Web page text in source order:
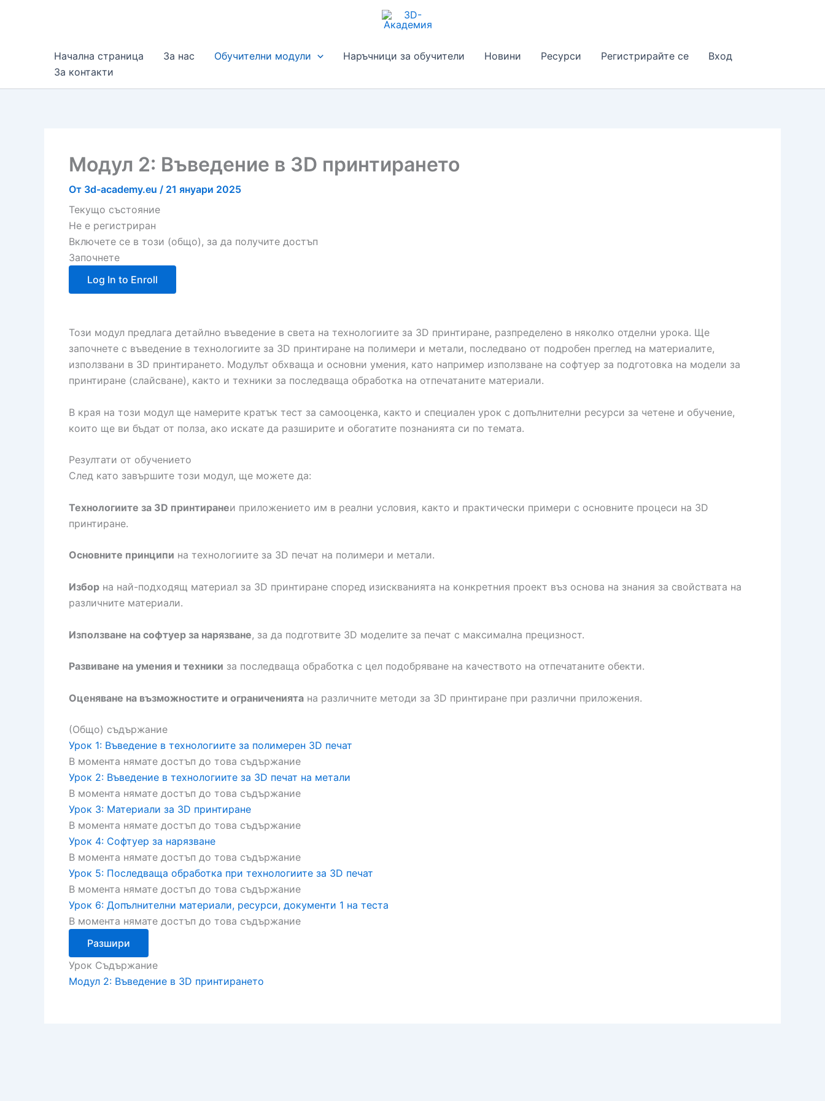
Начална страница
За нас Обучителни модули Наръчници за обучители Новини Ресурси Регистрирайте се
Вход
За контакти
Модул 2: Въведение в 3D принтирането
От 3d-academy.eu / 21 януари 2025
Текущо състояние
Не е регистриран
Включете се в този (общо), за да получите достъп
Започнете
Log In to Enroll
Този модул предлага детайлно въведение в света на технологиите за 3D принтиране, разпределено в няколко отделни урока. Ще
започнете с въведение в технологиите за 3D принтиране на полимери и метали, последвано от подробен преглед на материалите,
използвани в 3D принтирането. Модулът обхваща и основни умения, като например използване на софтуер за подготовка на модели за
принтиране (слайсване), както и техники за последваща обработка на отпечатаните материали.
В края на този модул ще намерите кратък тест за самооценка, както и специален урок с допълнителни ресурси за четене и обучение,
които ще ви бъдат от полза, ако искате да разширите и обогатите познанията си по темата.
Резултати от обучението
След като завършите този модул, ще можете да:
Технологиите за 3D принтиранеи приложението им в реални условия, както и практически примери с основните процеси на 3D
принтиране.
Основните принципи на технологиите за 3D печат на полимери и метали.
Избор на най-подходящ материал за 3D принтиране според изискванията на конкретния проект въз основа на знания за свойствата на
различните материали.
Използване на софтуер за нарязване, за да подготвите 3D моделите за печат с максимална прецизност.
Развиване на умения и техники за последваща обработка с цел подобряване на качеството на отпечатаните обекти.
Оценяване на възможностите и ограниченията на различните методи за 3D принтиране при различни приложения.
(Общо) съдържание
Урок 1: Въведение в технологиите за полимерен 3D печат
В момента нямате достъп до това съдържание
Урок 2: Въведение в технологиите за 3D печат на метали
В момента нямате достъп до това съдържание
Урок 3: Материали за 3D принтиране
В момента нямате достъп до това съдържание
Урок 4: Софтуер за нарязване
В момента нямате достъп до това съдържание
Урок 5: Последваща обработка при технологиите за 3D печат
В момента нямате достъп до това съдържание
Урок 6: Допълнителни материали, ресурси, документи 1 на теста
В момента нямате достъп до това съдържание
Разшири
документи
Урок Съдържание
Модул 2: Въведение в 3D принтирането